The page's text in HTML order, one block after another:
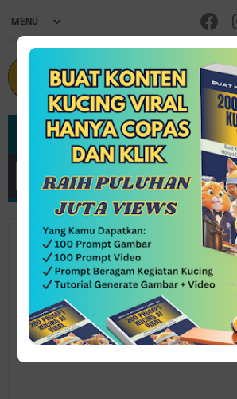
/Inspirasi / Inspiratif /Kisah.Ulama
Kisah Guru Zuhdi Melihat
SAW Saat Mahalul Qiyam
By InSan Media Group January 04, 2022 1